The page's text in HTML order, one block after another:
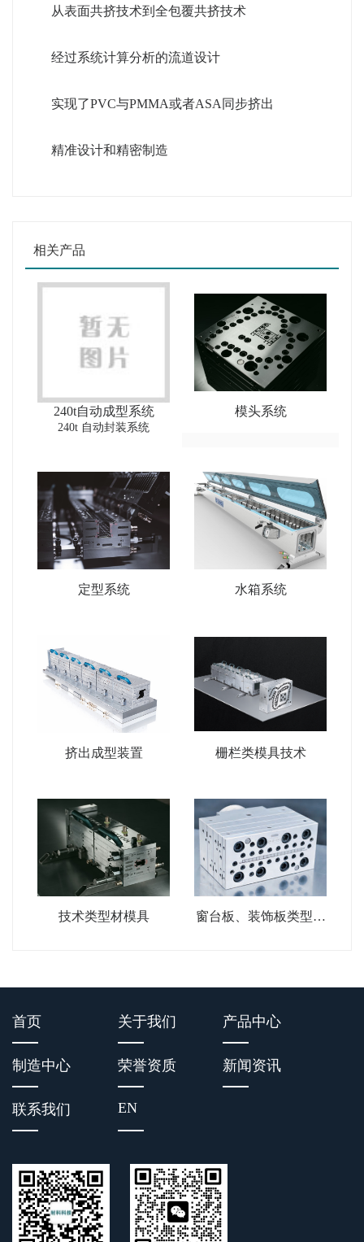
从表面共挤技术到全包覆共挤技术
经过系统计算分析的流道设计
实现了PVC与PMMA或者ASA同步挤出
精准设计和精密制造
相关产品
240t自动成型系统
240t 自动封装系统
模头系统
定型系统 水箱系统
挤出成型装置 栅栏类模具技术
技术类型材模具
窗台板、装饰板类型材
首页 关于我们 产品中心
制造中心 荣誉资质 新闻资讯
联系我们 EN